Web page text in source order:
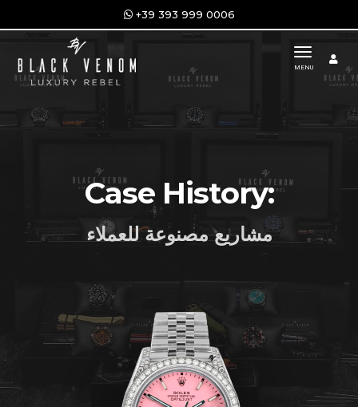
+39 393 999 0006
toggle
MENU
Case History:
مشاريع مصنوعة للعملاء